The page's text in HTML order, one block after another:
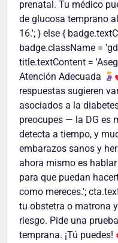
prenatal. Tu médico
de glucosa temprano
16.'; } else {
badge.className =
title.textContent =
Atención Adecuada
respuestas sugieren
asociados a la
preocupes — la DG es
detecta a tiempo, y
embarazos sanos y
ahora mismo es
para que puedan
como mereces.';
tu obstetra o matrona
riesgo. Pide una
temprana. ¡Tú puedes!